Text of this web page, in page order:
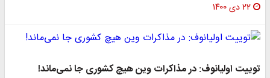
۲۲ دی ۱۴۰۰
توییت اولیانوف: در مذاکرات وین هیچ کشوری جا نمی‌ماند!